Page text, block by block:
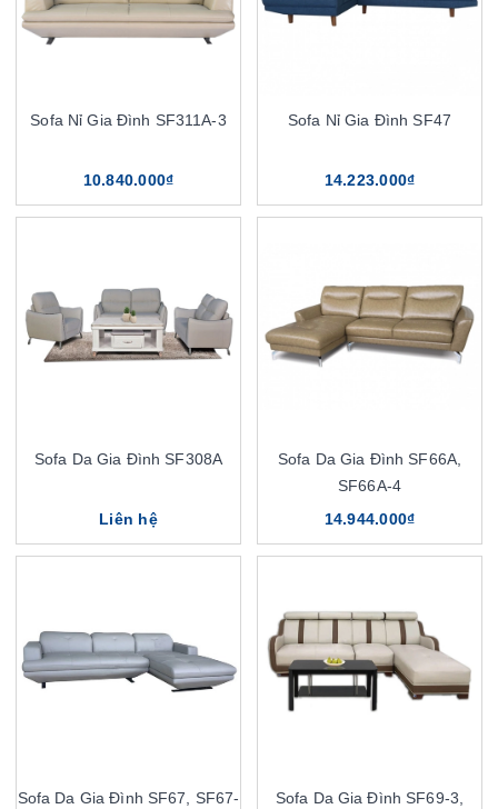
Sofa Nỉ Gia Đình SF311A-3
10.840.000₫
Sofa Nỉ Gia Đình SF47
14.223.000₫
Sofa Da Gia Đình SF308A
Liên hệ
Sofa Da Gia Đình SF66A,
SF66A-4
14.944.000₫
Sofa Da Gia Đình SF67, SF67-
Sofa Da Gia Đình SF69-3,